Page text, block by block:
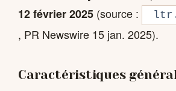
12 février 2025 (source :
, PR Newswire 15 jan. 2025).
Caractéristiques